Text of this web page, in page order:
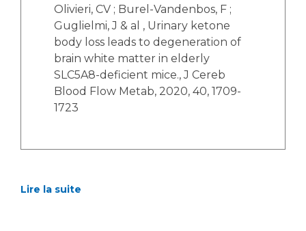
Olivieri, CV ; Burel-Vandenbos, F ;
Guglielmi, J & al , Urinary ketone
body loss leads to degeneration of
brain white matter in elderly
SLC5A8-deficient mice., J Cereb
Blood Flow Metab, 2020, 40, 1709-
1723
Lire la suite